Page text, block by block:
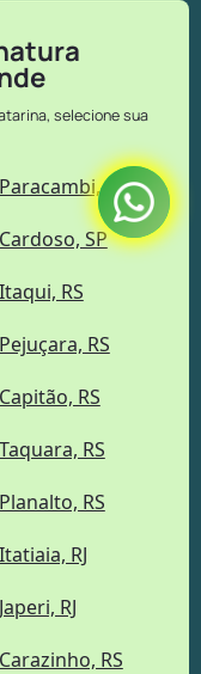
selecione sua
RJ
SP
RS
RS
RS
RS
RS
RJ
RJ
RS